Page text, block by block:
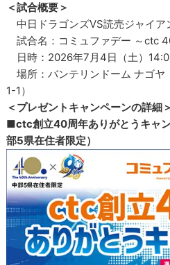
＜試合概要＞
中日ドラゴンズVS読売ジャイ
試合名：コミュファデー ～ctc
日時：2026年7月4日（土）
場所：バンテリンドーム ナゴヤ
1-1）
＜プレゼントキャンペーンの詳細＞
■ctc創立40周年ありがとうキャ
部5県在住者限定）